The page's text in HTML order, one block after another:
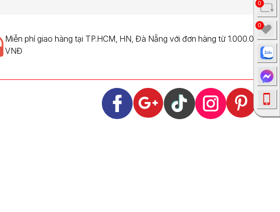
Miễn phí giao hàng tại TP.HCM, HN, Đà Nẵng với đơn hàng từ 1.000.000
VNĐ
0
0